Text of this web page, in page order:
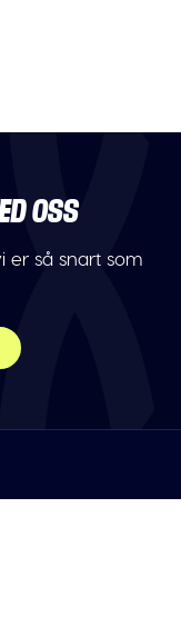
OSS
er så snart som